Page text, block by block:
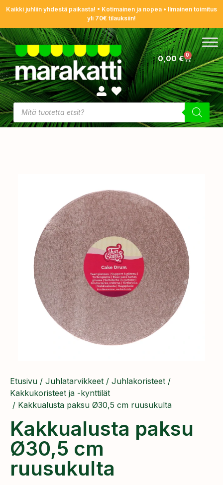
Kaikki juhliin yhdestä paikasta! • Kotimainen ja nopea • Ilmainen toimitus
yli 70€ tilauksiin!
0,00€ 0
Etusivu / Juhlatarvikkeet / Juhlakoristeet /
Kakkukoristeet ja -kynttilät
/ Kakkualusta paksu Ø30,5 cm ruusukulta
Kakkualusta paksu
Ø30,5 cm
ruusukulta